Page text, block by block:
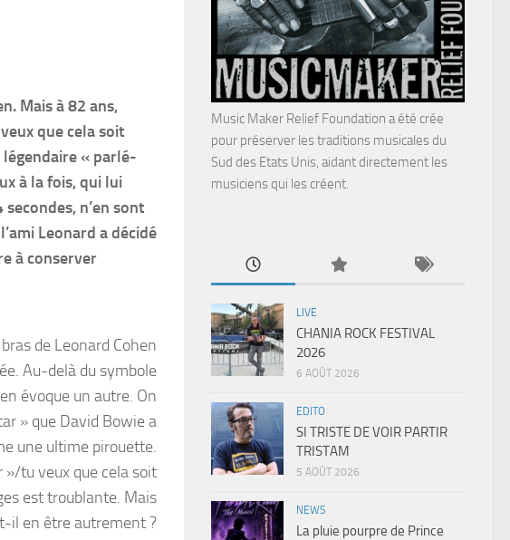
Mais à 82 ans,
que cela soit
« parlé-
à la fois, qui lui
n’en sont
Leonard a décidé
à conserver
de Leonard Cohen
Au-delà du symbole
évoque un autre. On
» que David Bowie a
une ultime pirouette.
tu veux que cela soit
est troublante. Mais
il en être autrement ?
Music Maker Relief Foundation a été crée
pour préserver les traditions musicales du
Sud des Etats Unis, aidant directement les
musiciens qui les créent.
LIVE
CHANIA ROCK FESTIVAL
2026
6 AOÛT 2026
EDITO
SI TRISTE DE VOIR PARTIR
TRISTAM
5 AOÛT 2026
NEWS
La pluie pourpre de Prince